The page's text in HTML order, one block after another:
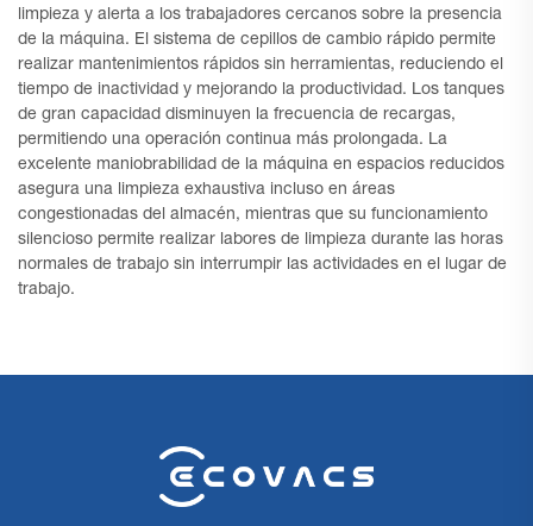
limpieza y alerta a los trabajadores cercanos sobre la presencia
de la máquina. El sistema de cepillos de cambio rápido permite
realizar mantenimientos rápidos sin herramientas, reduciendo el
tiempo de inactividad y mejorando la productividad. Los tanques
de gran capacidad disminuyen la frecuencia de recargas,
permitiendo una operación continua más prolongada. La
excelente maniobrabilidad de la máquina en espacios reducidos
asegura una limpieza exhaustiva incluso en áreas
congestionadas del almacén, mientras que su funcionamiento
silencioso permite realizar labores de limpieza durante las horas
normales de trabajo sin interrumpir las actividades en el lugar de
trabajo.